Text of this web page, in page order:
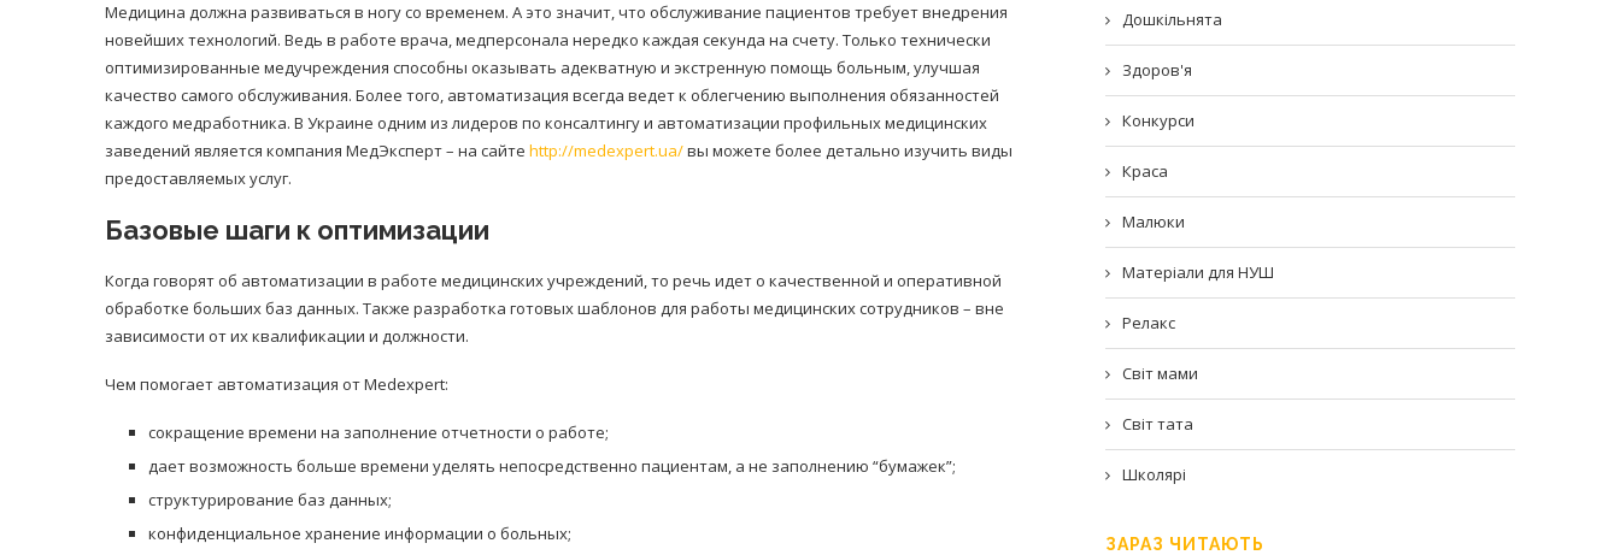
Медицина должна развиваться в ногу со временем. А это значит, что обслуживание пациентов требует внедрения
новейших технологий. Ведь в работе врача, медперсонала нередко каждая секунда на счету. Только технически
оптимизированные медучреждения способны оказывать адекватную и экстренную помощь больным, улучшая
качество самого обслуживания. Более того, автоматизация всегда ведет к облегчению выполнения обязанностей
каждого медработника. В Украине одним из лидеров по консалтингу и автоматизации профильных медицинских
заведений является компания МедЭксперт – на сайте http://medexpert.ua/вы можете более детально изучить виды
предоставляемых услуг.
Базовые шаги к оптимизации
Когда говорят об автоматизации в работе медицинских учреждений, то речь идет о качественной и оперативной
обработке больших баз данных. Также разработка готовых шаблонов для работы медицинских сотрудников – вне
зависимости от их квалификации и должности.
Чем помогает автоматизация от Medexpert:
сокращение времени на заполнение отчетности о работе;
дает возможность больше времени уделять непосредственно пациентам, а не заполнению “бумажек”;
структурирование баз данных;
конфиденциальное хранение информации о больных;
Дошкільнята
Здоров'я
Конкурси
Краса
Малюки
Матеріали для НУШ
Релакс
Світ мами
Світ тата
Школярі
ЗАРАЗ ЧИТАЮТЬ